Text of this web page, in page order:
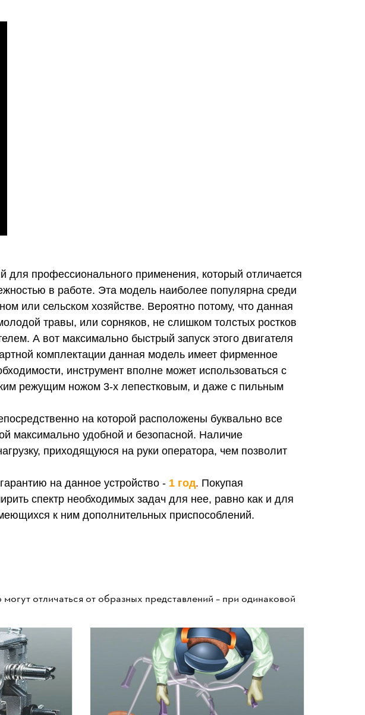
для профессионального применения, который отличается
в работе. Эта модель наиболее популярна среди
или сельском хозяйстве. Вероятно потому, что данная
травы, или сорняков, не слишком толстых ростков
А вот максимально быстрый запуск этого двигателя
комплектации данная модель имеет фирменное
инструмент вполне может использоваться с
режущим ножом 3-х лепестковым, и даже с пильным
на которой расположены буквально все
максимально удобной и безопасной. Наличие
приходящуюся на руки оператора, чем позволит
на данное устройство - 1 год. Покупая
спектр необходимых задач для нее, равно как и для
к ним дополнительных приспособлений.
отличаться от образных представлений – при одинаковой